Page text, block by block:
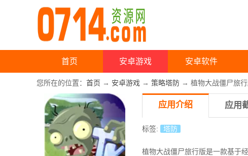
首页 安卓游戏 安卓软件
您所在的位置： 首页 → 安卓游戏 → 策略塔防 → 植物大战僵尸旅
应用介绍 应用
标签: 塔防
植物大战僵尸旅行版是一款基于